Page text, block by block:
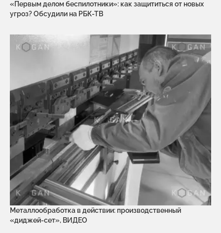
«Первым делом беспилотники»: как защититься от новых
угроз? Обсудили на РБК-ТВ
Металлообработка в действии: производственный
«диджей-сет», ВИДЕО